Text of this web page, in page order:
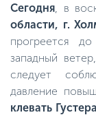
Сегодня, в
области, г.
прогреется
западный
следует
давление
клевать